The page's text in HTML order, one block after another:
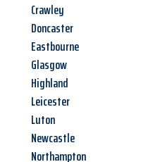
Crawley
Doncaster
Eastbourne
Glasgow
Highland
Leicester
Luton
Newcastle
Northampton